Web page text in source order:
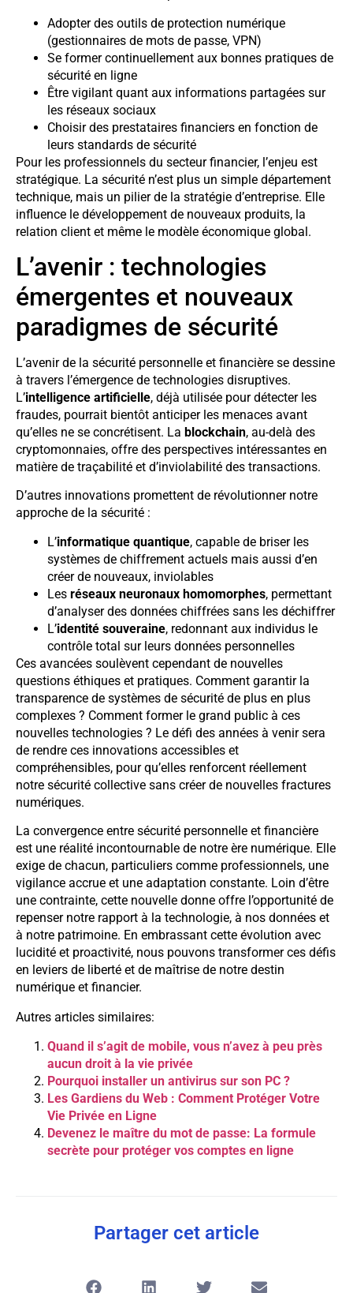
Adopter des outils de protection numérique
(gestionnaires de mots de passe, VPN)
Se former continuellement aux bonnes pratiques de
sécurité en ligne
Être vigilant quant aux informations partagées sur
les réseaux sociaux
Choisir des prestataires financiers en fonction de
leurs standards de sécurité
Pour les professionnels du secteur financier, l’enjeu est
stratégique. La sécurité n’est plus un simple département
technique, mais un pilier de la stratégie d’entreprise. Elle
influence le développement de nouveaux produits, la
relation client et même le modèle économique global.
L’avenir : technologies
émergentes et nouveaux
paradigmes de sécurité
L’avenir de la sécurité personnelle et financière se dessine
à travers l’émergence de technologies disruptives.
L’intelligence artificielle, déjà utilisée pour détecter les
fraudes, pourrait bientôt anticiper les menaces avant
qu’elles ne se concrétisent. La blockchain, au-delà des
cryptomonnaies, offre des perspectives intéressantes en
matière de traçabilité et d’inviolabilité des transactions.
D’autres innovations promettent de révolutionner notre
approche de la sécurité :
L’informatique quantique, capable de briser les
systèmes de chiffrement actuels mais aussi d’en
créer de nouveaux, inviolables
Les réseaux neuronaux homomorphes, permettant
d’analyser des données chiffrées sans les déchiffrer
L’identité souveraine, redonnant aux individus le
contrôle total sur leurs données personnelles
Ces avancées soulèvent cependant de nouvelles
questions éthiques et pratiques. Comment garantir la
transparence de systèmes de sécurité de plus en plus
complexes ? Comment former le grand public à ces
nouvelles technologies ? Le défi des années à venir sera
de rendre ces innovations accessibles et
compréhensibles, pour qu’elles renforcent réellement
notre sécurité collective sans créer de nouvelles fractures
numériques.
La convergence entre sécurité personnelle et financière
est une réalité incontournable de notre ère numérique. Elle
exige de chacun, particuliers comme professionnels, une
vigilance accrue et une adaptation constante. Loin d’être
une contrainte, cette nouvelle donne offre l’opportunité de
repenser notre rapport à la technologie, à nos données et
à notre patrimoine. En embrassant cette évolution avec
lucidité et proactivité, nous pouvons transformer ces défis
en leviers de liberté et de maîtrise de notre destin
numérique et financier.
Autres articles similaires:
Quand il s’agit de mobile, vous n’avez à peu près
aucun droit à la vie privée
Pourquoi installer un antivirus sur son PC ?
Les Gardiens du Web : Comment Protéger Votre
Vie Privée en Ligne
Devenez le maître du mot de passe: La formule
secrète pour protéger vos comptes en ligne
Partager cet article